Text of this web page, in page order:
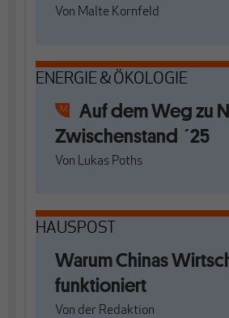
Von Malte Kornfeld
ENERGIE & ÖKOLOGIE
Auf dem Weg zu
Zwischenstand ´25
Von Lukas Poths
HAUSPOST
Warum Chinas
funktioniert
Von der Redaktion